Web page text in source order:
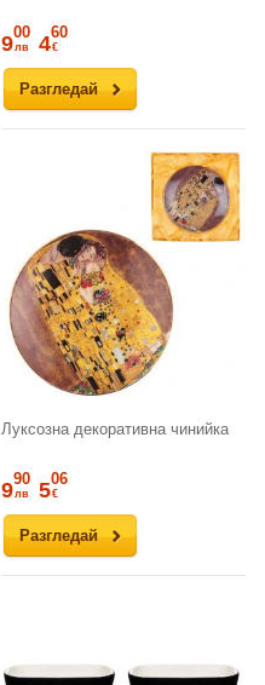
Разгледай
900
лв 460
€
Луксозна декоративна чинийка
Разгледай
990
лв 506
€